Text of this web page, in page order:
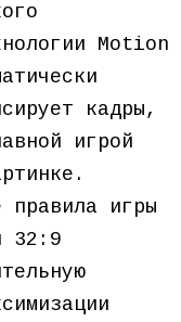
Motion
кадры,
игрой
правила игры
32:9